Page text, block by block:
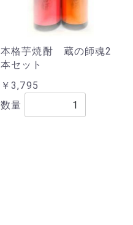
本格芋焼酎 蔵の師魂2
本セット
￥3,795
数量